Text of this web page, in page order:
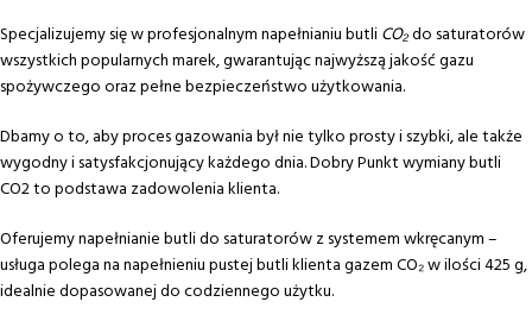
Specjalizujemy się w profesjonalnym napełnianiu butliCO₂do saturatorów
wszystkich popularnych marek, gwarantując najwyższą jakość gazu
spożywczego oraz pełne bezpieczeństwo użytkowania.
Dbamy o to, aby proces gazowania był nie tylko prosty i szybki, ale także
wygodny i satysfakcjonujący każdego dnia. Dobry Punkt wymiany butli
CO2 to podstawa zadowolenia klienta.
Oferujemy napełnianie butli do saturatorów z systemem wkręcanym –
usługa polega na napełnieniu pustej butli klienta gazem CO₂ w ilości 425 g,
idealnie dopasowanej do codziennego użytku.